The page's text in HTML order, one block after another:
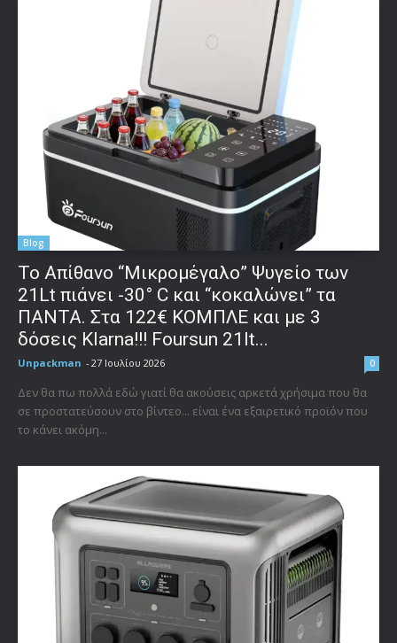
Blog
Το Απίθανο “Μικρομέγαλο” Ψυγείο των
21Lt πιάνει -30° C και “κοκαλώνει” τα
ΠΑΝΤΑ. Στα 122€ ΚΟΜΠΛΕ και με 3
δόσεις Klarna!!! Foursun 21lt...
Unpackman - 27 Ιουλίου 2026 0
Δεν θα πω πολλά εδώ γιατί θα ακούσεις αρκετά χρήσιμα που θα
σε προστατεύσουν στο βίντεο... είναι ένα εξαιρετικό προϊόν που
το κάνει ακόμη...